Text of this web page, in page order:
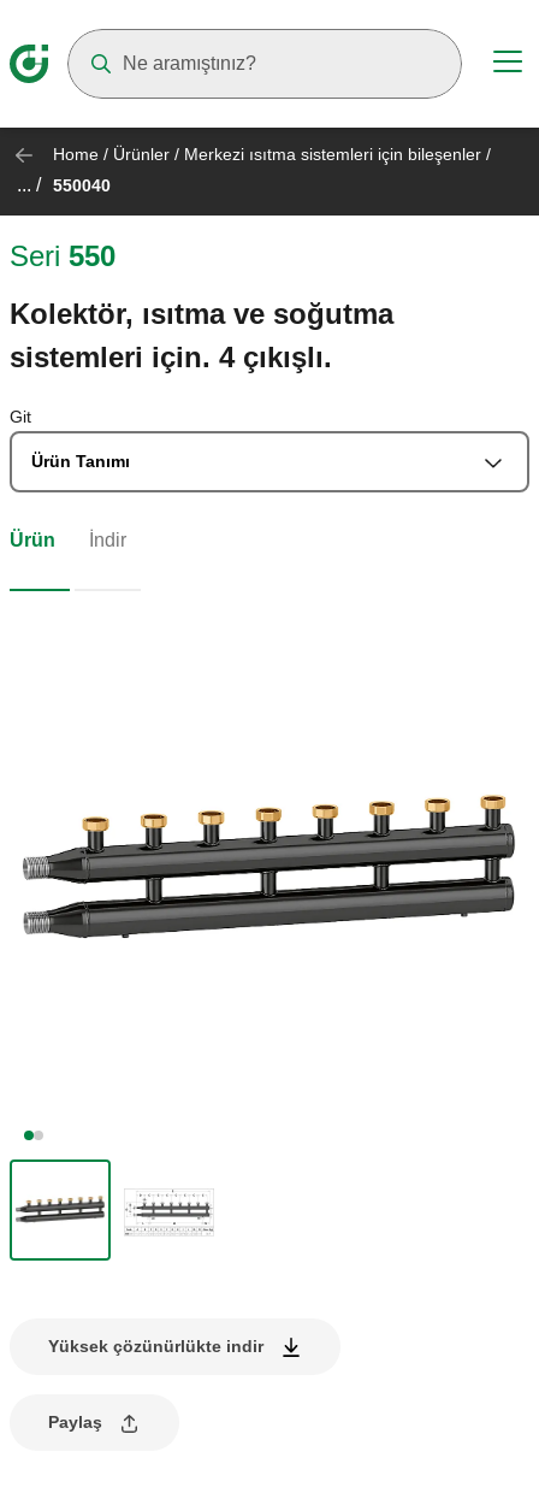
Home / Ürünler / Merkezi ısıtma sistemleri için bileşenler /
... / 550040
Seri 550
Kolektör, ısıtma ve soğutma
sistemleri için. 4 çıkışlı.
Git
Ürün Tanımı
Ürün İndir
Yüksek çözünürlükte indir
Paylaş